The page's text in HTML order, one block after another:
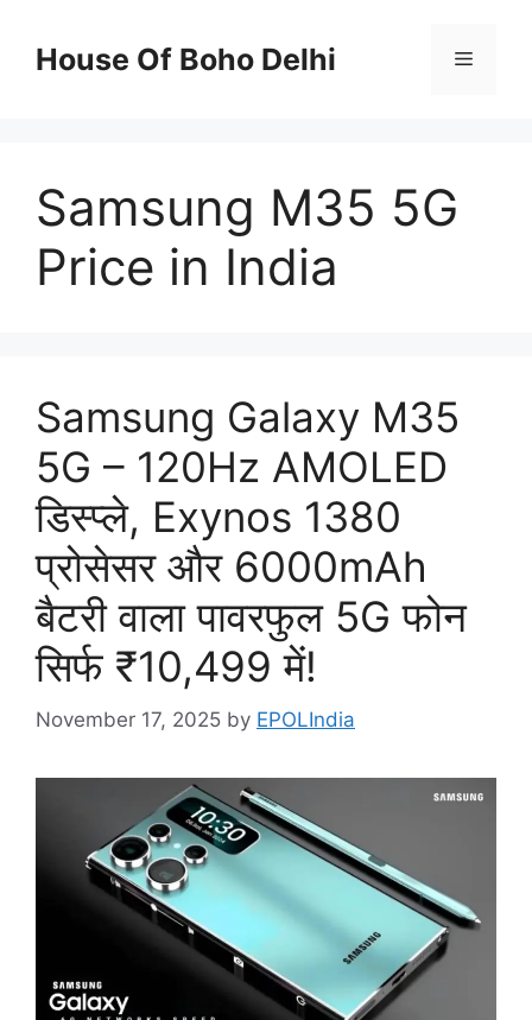
contentHouse Of Boho Delhi Menu
Samsung M35 5G
Price in India
Samsung Galaxy M35
5G – 120Hz AMOLED
डिस्प्ले, Exynos 1380
प्रोसेसर और 6000mAh
बैटरी वाला पावरफुल 5G फोन
सिर्फ ₹10,499 में!
November 17, 2025 by EPOLIndia